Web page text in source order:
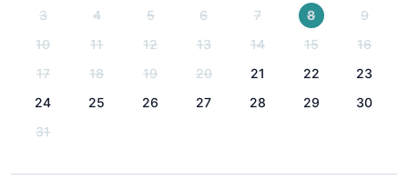
3
4 5 6 7 8
9
10
11 12 13 14 15
16
17
18 19 20 21 22
23
24
25 26 27 28 29
30
31